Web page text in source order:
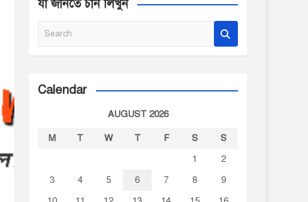
যা জানতে চান লিখুন
a
c
Calendar
AUGUST 2026
M T W T F S
S
1
2
3
4 5 6 7 8
9